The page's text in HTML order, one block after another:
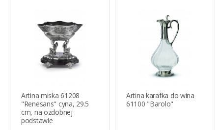
Artina miska 61208
"Renesans" cyna, 29.5
cm, na ozdobnej
podstawie
Artina karafka do wina
61100 "Barolo"